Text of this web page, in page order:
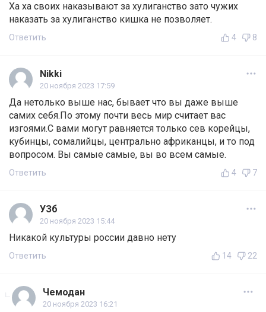
Ха ха своих наказывают за хулиганство зато чужих
наказать за хулиганство кишка не позволяет.
Ответить 4 8
Nikki
20 ноября 2023 17:59
Да нетолько выше нас, бывает что вы даже выше
самих себя.По этому почти весь мир считает вас
изгоями.С вами могут равняется только сев корейцы,
кубинцы, сомалийцы, центрально африканцы, и то под
вопросом. Вы самые самые, вы во всем самые.
Ответить 4 7
УЗб
20 ноября 2023 15:44
Никакой культуры россии давно нету
Ответить 14 22
Чемодан
20 ноября 2023 16:21